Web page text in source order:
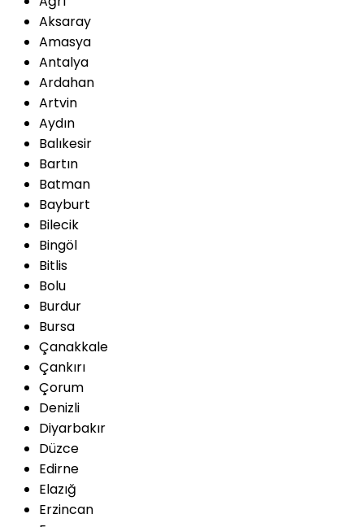
Aksaray
Amasya
Antalya
Ardahan
Artvin
Aydın
Balıkesir
Bartın
Batman
Bayburt
Bilecik
Bingöl
Bitlis
Bolu
Burdur
Bursa
Çanakkale
Çankırı
Çorum
Denizli
Diyarbakır
Düzce
Edirne
Elazığ
Erzincan